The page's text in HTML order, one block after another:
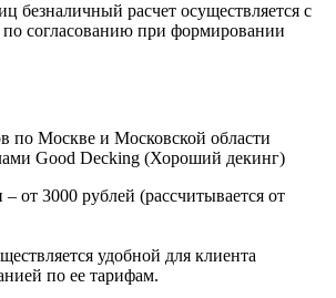
безналичный расчет осуществляется с
согласованию при формировании
по Москве и Московской области
Good Decking (Хороший декинг)
от 3000 рублей (рассчитывается от
удобной для клиента
по ее тарифам.